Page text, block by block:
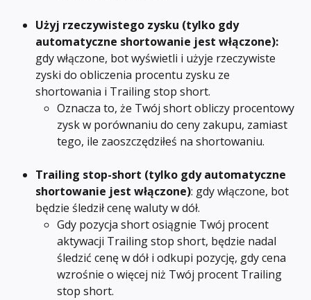
Użyj rzeczywistego zysku (tylko gdy
automatyczne shortowanie jest włączone):
gdy włączone, bot wyświetli i użyje rzeczywiste
zyski do obliczenia procentu zysku ze
shortowania i Trailing stop short.
Oznacza to, że Twój short obliczy procentowy
zysk w porównaniu do ceny zakupu, zamiast
tego, ile zaoszczędziłeś na shortowaniu.
Trailing stop-short (tylko gdy automatyczne
shortowanie jest włączone): gdy włączone, bot
będzie śledził cenę waluty w dół.
Gdy pozycja short osiągnie Twój procent
aktywacji Trailing stop short, będzie nadal
śledzić cenę w dół i odkupi pozycję, gdy cena
wzrośnie o więcej niż Twój procent Trailing
stop short.